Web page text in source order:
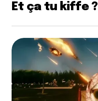
Et ça tu kiffe ?